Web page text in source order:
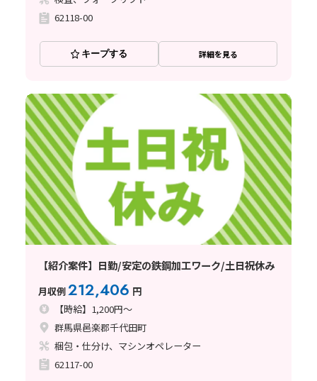
62118-00
キープする 詳細を見る
【紹介案件】日勤/安定の鉄鋼加工ワーク/土日祝休み
月収例212,406 円
【時給】1,200円～
群馬県邑楽郡千代田町
梱包・仕分け、マシンオペレーター
62117-00